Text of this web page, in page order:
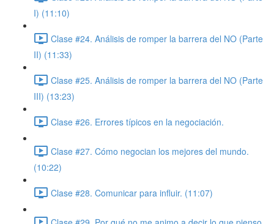
I) (11:10)
Clase #24. Análisis de romper la barrera del NO (Parte
II) (11:33)
Clase #25. Análisis de romper la barrera del NO (Parte
III) (13:23)
Clase #26. Errores típicos en la negociación.
Clase #27. Cómo negocian los mejores del mundo.
(10:22)
Clase #28. Comunicar para influir. (11:07)